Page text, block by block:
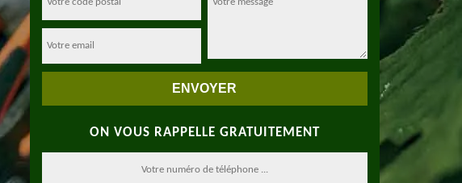
ON VOUS RAPPELLE GRATUITEMENT